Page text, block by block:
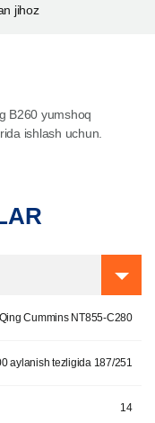
jihoz
B260 yumshoq
ishlash uchun.
Cummins NT855-C280
aylanish tezligida 187/251
14